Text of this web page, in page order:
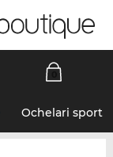
Ochelari sport